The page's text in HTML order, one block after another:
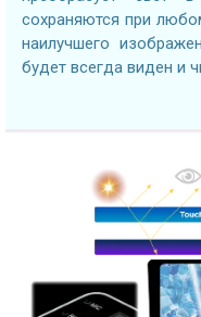
сохраняются при
наилучшего
будет всегда виден и